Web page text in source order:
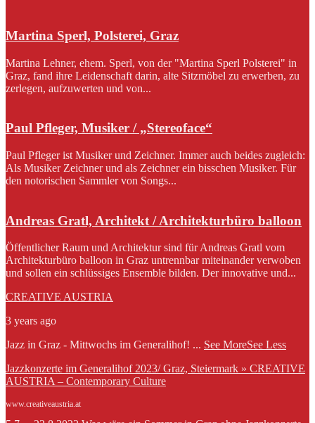
Martina Sperl, Polsterei, Graz
Martina Lehner, ehem. Sperl, von der "Martina Sperl Polsterei" in
Graz, fand ihre Leidenschaft darin, alte Sitzmöbel zu erwerben, zu
zerlegen, aufzuwerten und von...
Paul Pfleger, Musiker / „Stereoface“
Paul Pfleger ist Musiker und Zeichner. Immer auch beides zugleich:
Als Musiker Zeichner und als Zeichner ein bisschen Musiker. Für
den notorischen Sammler von Songs...
Andreas Gratl, Architekt / Architekturbüro balloon
Öffentlicher Raum und Architektur sind für Andreas Gratl vom
Architekturbüro balloon in Graz untrennbar miteinander verwoben
und sollen ein schlüssiges Ensemble bilden. Der innovative und...
CREATIVE AUSTRIA
3 years ago
Jazz in Graz - Mittwochs im Generalihof! ... See MoreSee Less
Jazzkonzerte im Generalihof 2023/ Graz, Steiermark » CREATIVE
AUSTRIA – Contemporary Culture
www.creativeaustria.at